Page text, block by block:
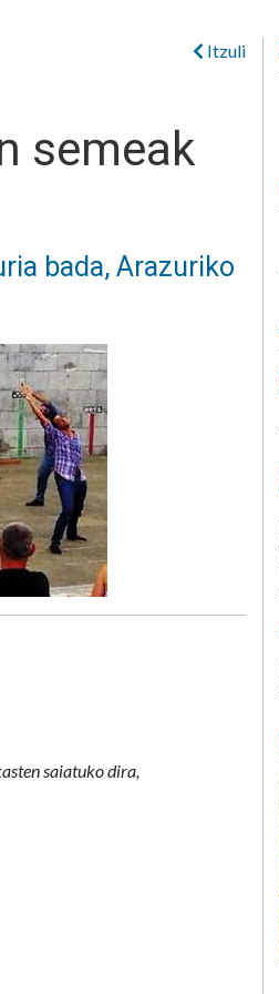
Itzuli
semeak
bada, Arazuriko
saiatuko dira,